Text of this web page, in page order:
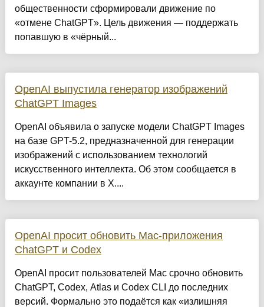
общественности сформировали движение по
«отмене ChatGPT». Цель движения — поддержать
попавшую в «чёрный...
OpenAI выпустила генератор изображений
ChatGPT Images
OpenAI объявила о запуске модели ChatGPT Images
на базе GPT-5.2, предназначенной для генерации
изображений с использованием технологий
искусственного интеллекта. Об этом сообщается в
аккаунте компании в Х....
OpenAI просит обновить Mac-приложения
ChatGPT и Codex
OpenAI просит пользователей Mac срочно обновить
ChatGPT, Codex, Atlas и Codex CLI до последних
версий. Формально это подаётся как «излишняя